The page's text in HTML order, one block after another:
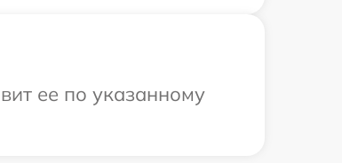
ее по указанному